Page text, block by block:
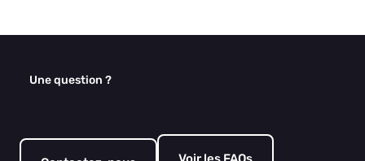
Une question ?